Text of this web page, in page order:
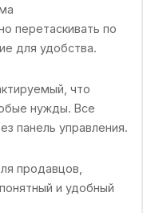
перетаскивать по
для удобства.
что
нужды. Все
панель управления.
продавцов,
и удобный